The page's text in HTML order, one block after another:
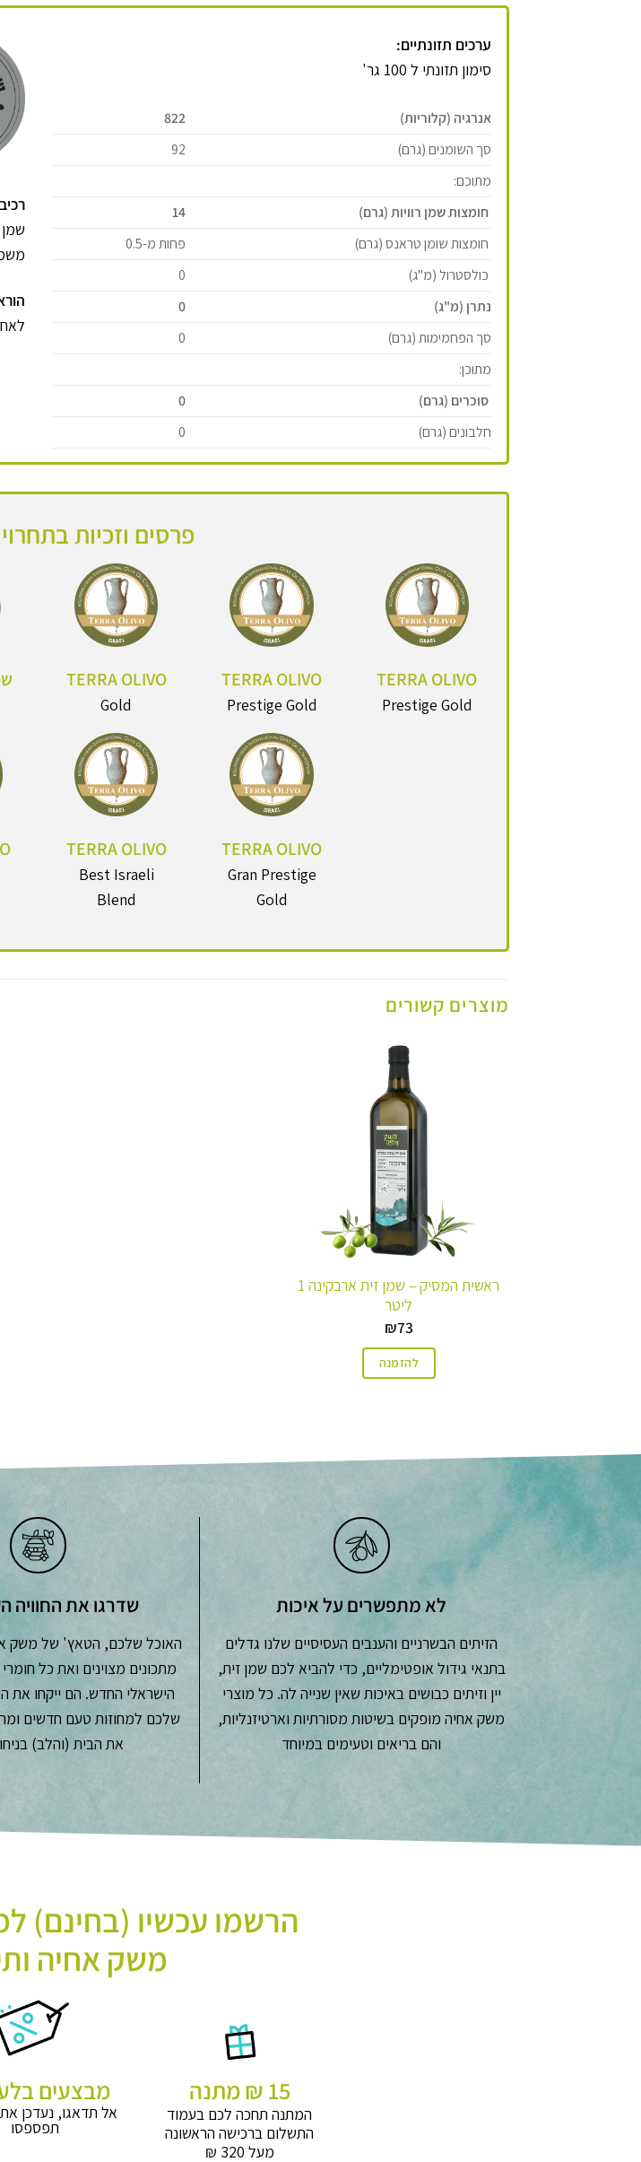
ערכים תזונתיים:
סימון תזונתי ל 100 גר'
אנרגיה (קלוריות)
822
סך השומנים (גרם)
92
מתוכם:
חומצות שמן רוויות (גרם)
14
חומצות שומן טראנס (גרם)
פחות מ-0.5
כולסטרול (מ''ג)
0
נתרן (מ"ג)
0
סך הפחמימות (גרם)
0
מתוכן:
סוכרים (גרם)
0
חלבונים (גרם)
0
פרסים וזכיות
TERRA OLIVO
Prestige Gold
TERRA OLIVO
Prestige Gold
TERRA OLIVO
Gold
TERRA OLIVO
Gran Prestige
Gold
TERRA OLIVO
Best Israeli
Blend
מוצרים קשורים
ראשית המסיק – שמן זית ארבקינה 1
ליטר
₪73
להזמנה
לא מתפשרים על איכות
הזיתים הבשרניים והענבים העסיסיים שלנו גדלים
בתנאי גידול אופטימליים, כדי להביא לכם שמן זית,
יין וזיתים כבושים באיכות שאין שנייה לה. כל מוצרי
משק אחיה מופקים בשיטות מסורתיות וארטיזנליות,
והם בריאים וטעימים במיוחד
שדרגו את החוויה
האוכל שלכם, הטאץ' של משק
מתכונים מצוינים ואת כל
הישראלי החדש. הם ייקחו את
שלכם למחוזות טעם חדשים
את הבית (והלב)
הרשמו עכשיו (בחינם)
משק אחיה
15 ₪ מתנה
המתנה תחכה לכם בעמוד
התשלום ברכישה הראשונה
מעל 320 ₪
מבצעים
אל תדאגו, נעדכן
תפספסו